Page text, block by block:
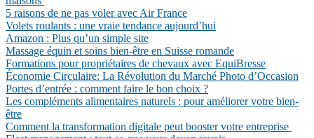
5 raisons de ne pas voler avec Air France
Volets roulants : une vraie tendance aujourd’hui
Amazon : Plus qu’un simple site
Massage équin et soins bien-être en Suisse romande
Formations pour propriétaires de chevaux avec EquiBresse
Économie Circulaire: La Révolution du Marché Photo d’Occasion
Portes d’entrée : comment faire le bon choix ?
Les compléments alimentaires naturels : pour améliorer votre bien-
être
Comment la transformation digitale peut booster votre entreprise